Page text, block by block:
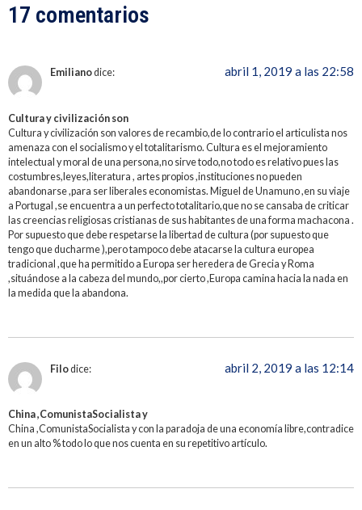
17 comentarios
Emilianodice: abril 1, 2019 a las 22:58
Cultura y civilización son
Cultura y civilización son valores de recambio,de lo contrario el articulista nos
amenaza con el socialismo y el totalitarismo. Cultura es el mejoramiento
intelectual y moral de una persona,no sirve todo,no todo es relativo pues las
costumbres,leyes,literatura , artes propios ,instituciones no pueden
abandonarse ,para ser liberales economistas. Miguel de Unamuno ,en su viaje
a Portugal ,se encuentra a un perfecto totalitario,que no se cansaba de criticar
las creencias religiosas cristianas de sus habitantes de una forma machacona .
Por supuesto que debe respetarse la libertad de cultura (por supuesto que
tengo que ducharme ),pero tampoco debe atacarse la cultura europea
tradicional ,que ha permitido a Europa ser heredera de Grecia y Roma
,situándose a la cabeza del mundo,,por cierto ,Europa camina hacia la nada en
la medida que la abandona.
Filodice: abril 2, 2019 a las 12:14
China ,ComunistaSocialista y
China ,ComunistaSocialista y con la paradoja de una economía libre,contradice
en un alto % todo lo que nos cuenta en su repetitivo artículo.